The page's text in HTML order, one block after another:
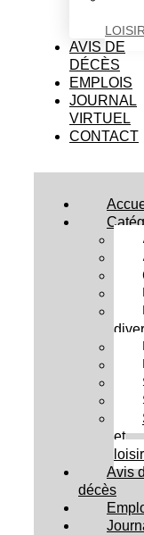
AVIS DE
DÉCÈS
EMPLOIS
JOURNAL
VIRTUEL
CONTACT
et
Avis
décès